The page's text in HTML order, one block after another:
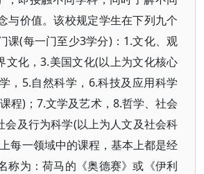
与价值。该校规定学生在下列九个
课(每一门至少3学分)：1.文化、观
文化，3.美国文化(以上为文化核心
，5.自然科学，6.科技及应用科学
程)；7.文学及艺术，8.哲学、社会
会及行为科学(以上为人文及社会科
每一领域中的课程，基本上都是经
称为：荷马的《奥德赛》或《伊利